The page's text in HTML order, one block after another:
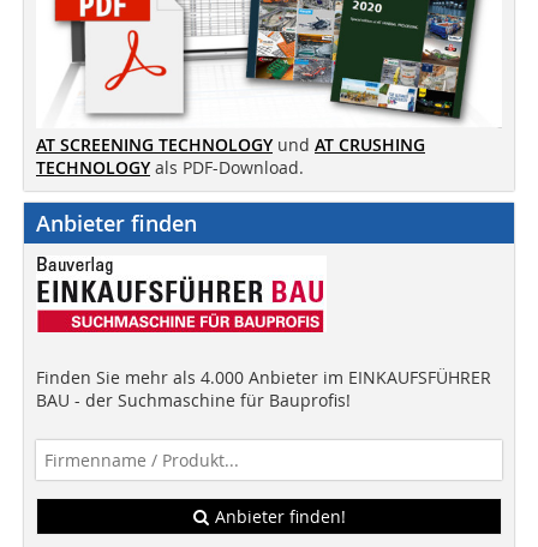
AT SCREENING TECHNOLOGY und AT CRUSHING
TECHNOLOGY als PDF-Download.
Anbieter finden
Finden Sie mehr als 4.000 Anbieter im EINKAUFSFÜHRER
BAU - der Suchmaschine für Bauprofis!
Anbieter finden!